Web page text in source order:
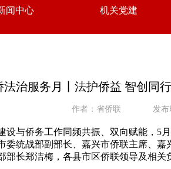
闻中心 机关党建
法治服务月丨法护侨益 智创
作者：省侨联 发布
设与侨务工作同频共振、双向赋能，
委统战部副部长、嘉兴市侨联主席、
长郑洁梅，各县市区侨联领导及相